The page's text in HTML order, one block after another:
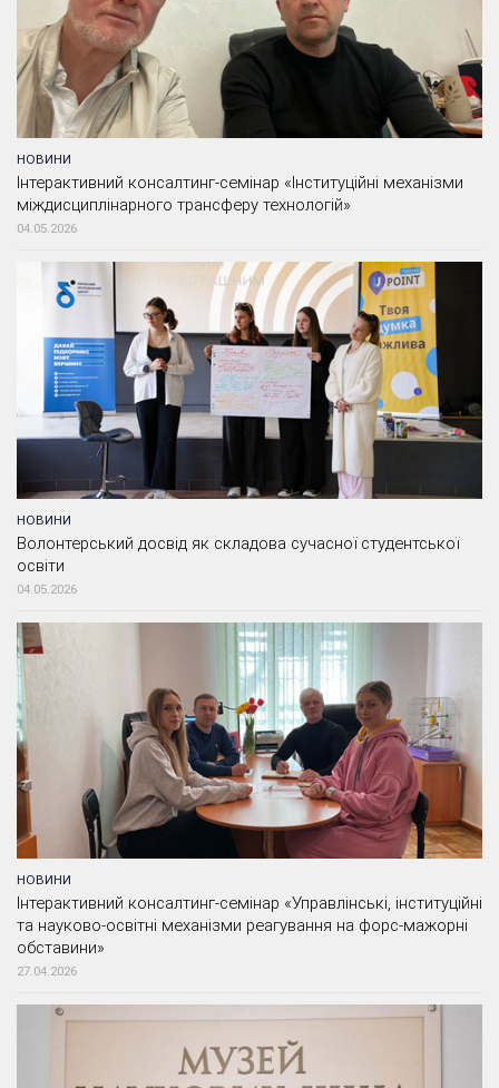
НОВИНИ
Інтерактивний консалтинг-семінар «Інституційні механізми
міждисциплінарного трансферу технологій»
04.05.2026
НОВИНИ
Волонтерський досвід як складова сучасної студентської
освіти
04.05.2026
НОВИНИ
Інтерактивний консалтинг-семінар «Управлінські, інституційні
та науково-освітні механізми реагування на форс-мажорні
обставини»
27.04.2026